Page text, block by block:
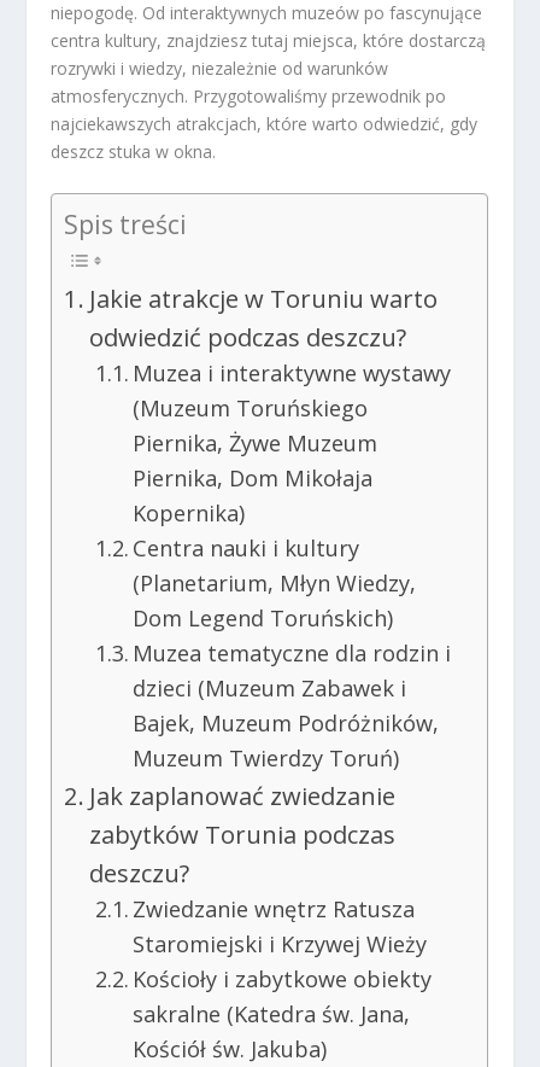
niepogodę. Od interaktywnych muzeów po fascynujące
centra kultury, znajdziesz tutaj miejsca, które dostarczą
rozrywki i wiedzy, niezależnie od warunków
atmosferycznych. Przygotowaliśmy przewodnik po
najciekawszych atrakcjach, które warto odwiedzić, gdy
deszcz stuka w okna.
Spis treści
Jakie atrakcje w Toruniu warto
odwiedzić podczas deszczu?
Muzea i interaktywne wystawy
(Muzeum Toruńskiego
Piernika, Żywe Muzeum
Piernika, Dom Mikołaja
Kopernika)
Centra nauki i kultury
(Planetarium, Młyn Wiedzy,
Dom Legend Toruńskich)
Muzea tematyczne dla rodzin i
dzieci (Muzeum Zabawek i
Bajek, Muzeum Podróżników,
Muzeum Twierdzy Toruń)
Jak zaplanować zwiedzanie
zabytków Torunia podczas
deszczu?
Zwiedzanie wnętrz Ratusza
Staromiejski i Krzywej Wieży
Kościoły i zabytkowe obiekty
sakralne (Katedra św. Jana,
Kościół św. Jakuba)